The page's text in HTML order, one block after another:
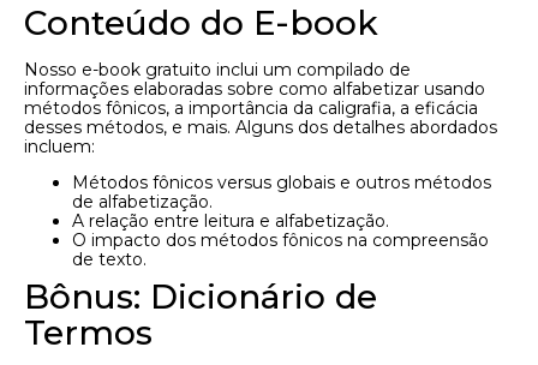
Conteúdo do E-book
Nosso e-book gratuito inclui um compilado de
informações elaboradas sobre como alfabetizar usando
métodos fônicos, a importância da caligrafia, a eficácia
desses métodos, e mais. Alguns dos detalhes abordados
incluem:
Métodos fônicos versus globais e outros métodos
de alfabetização.
A relação entre leitura e alfabetização.
O impacto dos métodos fônicos na compreensão
de texto.
Bônus: Dicionário de
Termos